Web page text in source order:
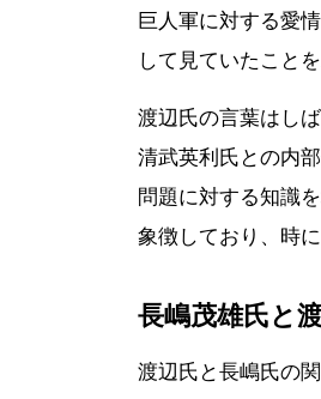
巨人軍に対する愛
して見ていたこと
渡辺氏の言葉はし
清武英利氏との内
問題に対する知識
象徴しており、時
長嶋茂雄氏と
渡辺氏と長嶋氏の